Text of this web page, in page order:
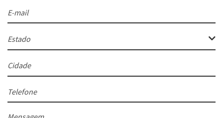
Estado
Mensagem